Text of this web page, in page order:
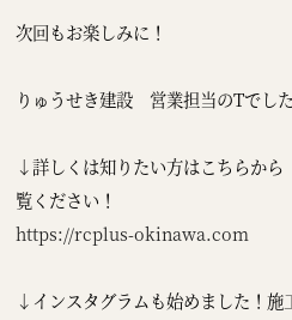
次回もお楽しみに！
りゅうせき建設 営業担当のTでした
↓詳しくは知りたい方はこちらか
覧ください！
https://rcplus-okinawa.com
↓インスタグラムも始めました！施